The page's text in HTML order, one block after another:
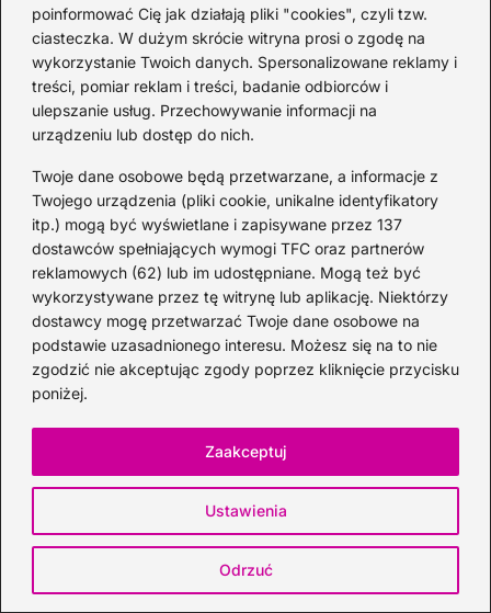
poinformować Cię jak działają pliki "cookies", czyli tzw.
ciasteczka. W dużym skrócie witryna prosi o zgodę na
wykorzystanie Twoich danych. Spersonalizowane reklamy i
treści, pomiar reklam i treści, badanie odbiorców i
ulepszanie usług. Przechowywanie informacji na
urządzeniu lub dostęp do nich.
Twoje dane osobowe będą przetwarzane, a informacje z
Twojego urządzenia (pliki cookie, unikalne identyfikatory
itp.) mogą być wyświetlane i zapisywane przez 137
dostawców spełniających wymogi TFC oraz partnerów
reklamowych (62) lub im udostępniane. Mogą też być
wykorzystywane przez tę witrynę lub aplikację. Niektórzy
dostawcy mogę przetwarzać Twoje dane osobowe na
podstawie uzasadnionego interesu. Możesz się na to nie
zgodzić nie akceptując zgody poprzez kliknięcie przycisku
poniżej.
Ustawienia
Odrzuć
Zaakceptuj
F
a
c
e
b
o
o
k
Pi
nt
er
e
st
X T
u
m
bl
r
R
e
d
di
t
Li
n
k
dI
n
W
y
k
p
Ania Zagumna
Mam na imię Ania i od lat zgłębiam tajniki świata alkoholi –
od klasycznych trunków, przez egzotyczne likiery, aż po
autorskie koktajle. Na blogu dzielę się sprawdzonymi
przepisami na drinki, ciekawostkami o pochodzeniu
różnych alkoholi oraz poradami, jak komponować smaki,
które zachwycą gości. Łączę pasję z wiedzą, bo wierzę, że
dobre drinki to nie tylko procenty, ale przede wszystkim
sztuka i przyjemność.
Jak stworzyć orzeźwiający drink ze spritem i sokiem
malinowym?
Stylowe wiaderko do lodu – idealny dodatek na każdą
imprezę